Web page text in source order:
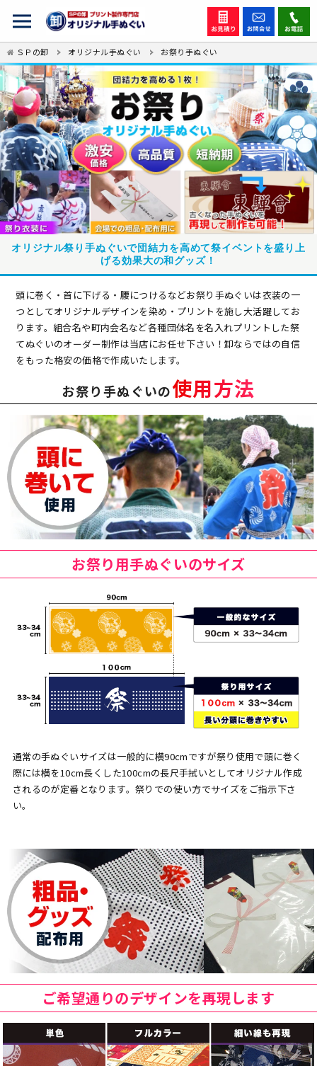
ＳＰの卸 オリジナル手ぬぐい お祭り手ぬぐい
オリジナル祭り手ぬぐいで団結力を高めて祭イベントを盛り上
げる効果大の和グッズ！
頭に巻く・首に下げる・腰につけるなどお祭り手ぬぐいは衣装の一
つとしてオリジナルデザインを染め・プリントを施し大活躍してお
ります。組合名や町内会名など各種団体名を名入れプリントした祭
てぬぐいのオーダー制作は当店にお任せ下さい！卸ならではの自信
をもった格安の価格で作成いたします。
お祭り手ぬぐいの使用方法
お祭り用手ぬぐいのサイズ
通常の手ぬぐいサイズは一般的に横90cmですが祭り使用で頭に巻く
際には横を10cm長くした100cmの長尺手拭いとしてオリジナル作成
されるのが定番となります。祭りでの使い方でサイズをご指示下さ
い。
ご希望通りのデザインを再現します